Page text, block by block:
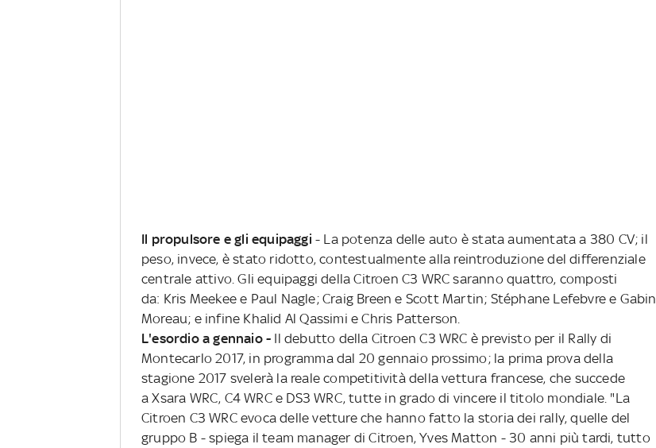
Il propulsore e gli equipaggi - La potenza delle auto è stata aumentata a 380 CV; il
peso, invece, è stato ridotto, contestualmente alla reintroduzione del differenziale
centrale attivo. Gli equipaggi della Citroen C3 WRC saranno quattro, composti
da: Kris Meekee e Paul Nagle; Craig Breen e Scott Martin; Stéphane Lefebvre e Gabin
Moreau; e infine Khalid Al Qassimi e Chris Patterson.
L'esordio a gennaio - Il debutto della Citroen C3 WRC è previsto per il Rally di
Montecarlo 2017, in programma dal 20 gennaio prossimo; la prima prova della
stagione 2017 svelerà la reale competitività della vettura francese, che succede
a Xsara WRC, C4 WRC e DS3 WRC, tutte in grado di vincere il titolo mondiale. "La
Citroen C3 WRC evoca delle vetture che hanno fatto la storia dei rally, quelle del
gruppo B - spiega il team manager di Citroen, Yves Matton - 30 anni più tardi, tutto